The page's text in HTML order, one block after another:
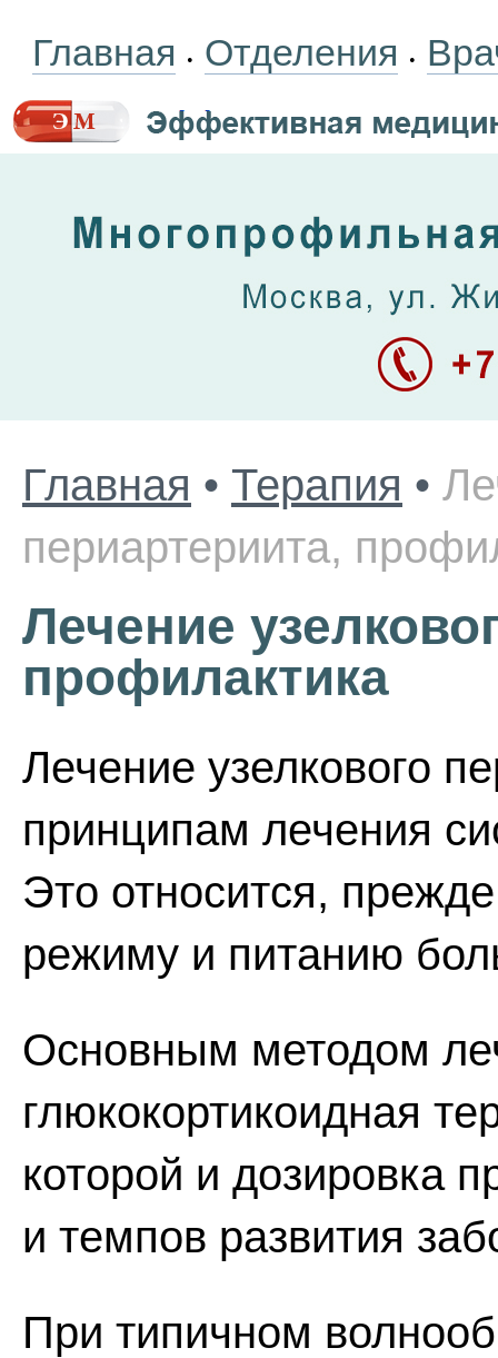
Главная • Отделения •
Главная • Терапия •
периартериита,
Лечение
профилактика
Лечение узелкового
принципам лечения
Это относится,
режиму и питанию
Основным методом
глюкокортикоидная
которой и дозировка
и темпов развития
При типичном